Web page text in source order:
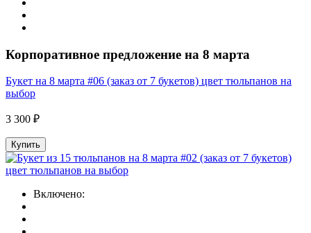
Корпоративное предложение на 8 марта
Букет на 8 марта #06 (заказ от 7 букетов) цвет тюльпанов на
выбор
3 300 ₽
Купить
Включено: